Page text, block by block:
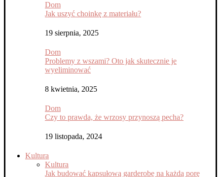
Dom
Jak uszyć choinkę z materiału?
19 sierpnia, 2025
Dom
Problemy z wszami? Oto jak skutecznie je
wyeliminować
8 kwietnia, 2025
Dom
Czy to prawda, że wrzosy przynoszą pecha?
19 listopada, 2024
Kultura
Kultura
Jak budować kapsułową garderobę na każdą porę